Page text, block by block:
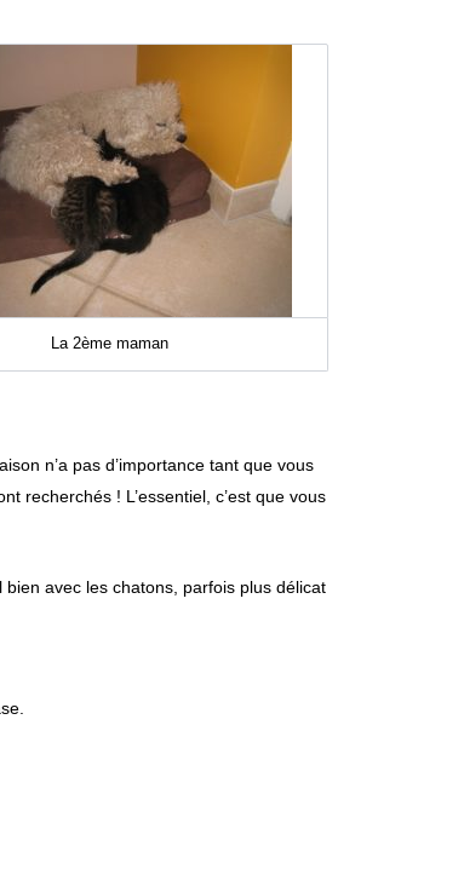
La 2ème maman
n’a pas d’importance tant que vous
recherchés ! L’essentiel, c’est que vous
avec les chatons, parfois plus délicat